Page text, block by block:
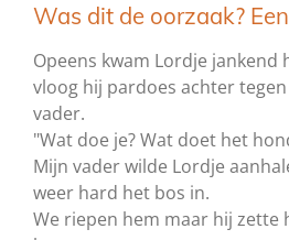
Was dit de oorzaak?
Opeens kwam Lordje
vloog hij pardoes achter
vader.
"Wat doe je? Wat doet het
Mijn vader wilde Lordje
weer hard het bos in.
We riepen hem maar hij zette